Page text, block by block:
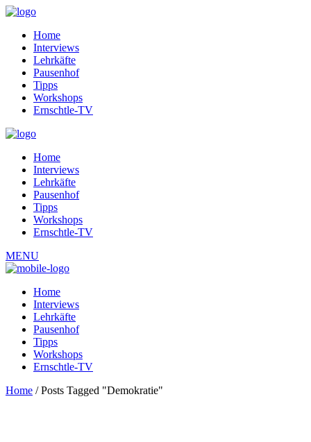
Home
Interviews
Lehrkäfte
Pausenhof
Tipps
Workshops
Ernschtle-TV
Home
Interviews
Lehrkäfte
Pausenhof
Tipps
Workshops
Ernschtle-TV
MENU
Home
Interviews
Lehrkäfte
Pausenhof
Tipps
Workshops
Ernschtle-TV
Home /Posts Tagged "Demokratie"